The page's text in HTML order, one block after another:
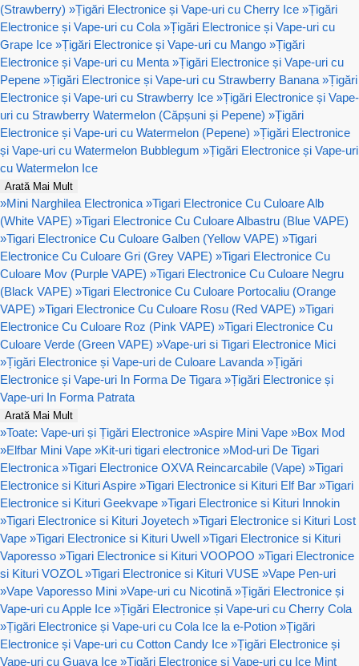
(Strawberry) »Țigări Electronice și Vape-uri cu Cherry Ice »Țigări
Electronice și Vape-uri cu Cola »Țigări Electronice și Vape-uri cu
Grape Ice »Țigări Electronice și Vape-uri cu Mango »Țigări
Electronice și Vape-uri cu Menta »Țigări Electronice și Vape-uri cu
Pepene »Țigări Electronice și Vape-uri cu Strawberry Banana »Țigări
Electronice și Vape-uri cu Strawberry Ice »Țigări Electronice și Vape-
uri cu Strawberry Watermelon (Căpșuni și Pepene) »Țigări
Electronice și Vape-uri cu Watermelon (Pepene) »Țigări Electronice
și Vape-uri cu Watermelon Bubblegum »Țigări Electronice și Vape-uri
cu Watermelon Ice
Arată Mai Mult
»Mini Narghilea Electronica »Tigari Electronice Cu Culoare Alb
(White VAPE) »Tigari Electronice Cu Culoare Albastru (Blue VAPE)
»Tigari Electronice Cu Culoare Galben (Yellow VAPE) »Tigari
Electronice Cu Culoare Gri (Grey VAPE) »Tigari Electronice Cu
Culoare Mov (Purple VAPE) »Tigari Electronice Cu Culoare Negru
(Black VAPE) »Tigari Electronice Cu Culoare Portocaliu (Orange
VAPE) »Tigari Electronice Cu Culoare Rosu (Red VAPE) »Tigari
Electronice Cu Culoare Roz (Pink VAPE) »Tigari Electronice Cu
Culoare Verde (Green VAPE) »Vape-uri si Tigari Electronice Mici
»Țigări Electronice și Vape-uri de Culoare Lavanda »Țigări
Electronice și Vape-uri In Forma De Tigara »Țigări Electronice și
Vape-uri In Forma Patrata
Arată Mai Mult
»Toate: Vape-uri și Țigări Electronice »Aspire Mini Vape »Box Mod
»Elfbar Mini Vape »Kit-uri tigari electronice »Mod-uri De Tigari
Electronica »Tigari Electronice OXVA Reincarcabile (Vape) »Tigari
Electronice si Kituri Aspire »Tigari Electronice si Kituri Elf Bar »Tigari
Electronice si Kituri Geekvape »Tigari Electronice si Kituri Innokin
»Tigari Electronice si Kituri Joyetech »Tigari Electronice si Kituri Lost
Vape »Tigari Electronice si Kituri Uwell »Tigari Electronice si Kituri
Vaporesso »Tigari Electronice si Kituri VOOPOO »Tigari Electronice
si Kituri VOZOL »Tigari Electronice si Kituri VUSE »Vape Pen-uri
»Vape Vaporesso Mini »Vape-uri cu Nicotină »Țigări Electronice și
Vape-uri cu Apple Ice »Țigări Electronice și Vape-uri cu Cherry Cola
»Țigări Electronice și Vape-uri cu Cola Ice la e-Potion »Țigări
Electronice și Vape-uri cu Cotton Candy Ice »Țigări Electronice și
Vape-uri cu Guava Ice »Țigări Electronice și Vape-uri cu Ice Mint